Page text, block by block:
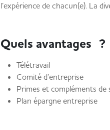
l’expérience de chacun(e). La
Quels avantages ?
Télétravail
Comité d’entreprise
Primes et compléments de
Plan épargne entreprise